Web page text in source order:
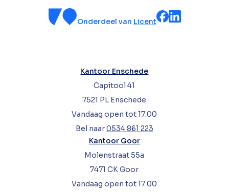
Onderdeel van Licent
Kantoor Enschede
Capitool 41
7521 PL Enschede
Vandaag open tot 17.00
Bel naar0534 861 223
Kantoor Goor
Molenstraat 55a
7471 CK Goor
Vandaag open tot 17.00